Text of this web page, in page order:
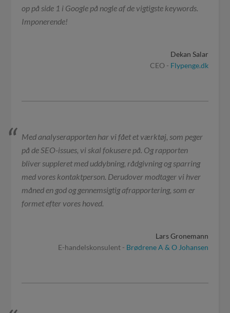
op på side 1 i Google på nogle af de vigtigste keywords.
Imponerende!
Dekan Salar
CEO - Flypenge.dk
Med analyserapporten har vi fået et værktøj, som peger
på de SEO-issues, vi skal fokusere på. Og rapporten
bliver suppleret med uddybning, rådgivning og sparring
med vores kontaktperson. Derudover modtager vi hver
måned en god og gennemsigtig afrapportering, som er
formet efter vores hoved.
Lars Gronemann
E-handelskonsulent - Brødrene A & O Johansen